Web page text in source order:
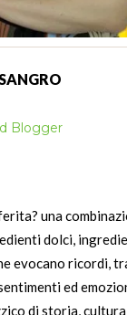
Blogger
una
dolci,
evocano ricordi,
ed
di storia,